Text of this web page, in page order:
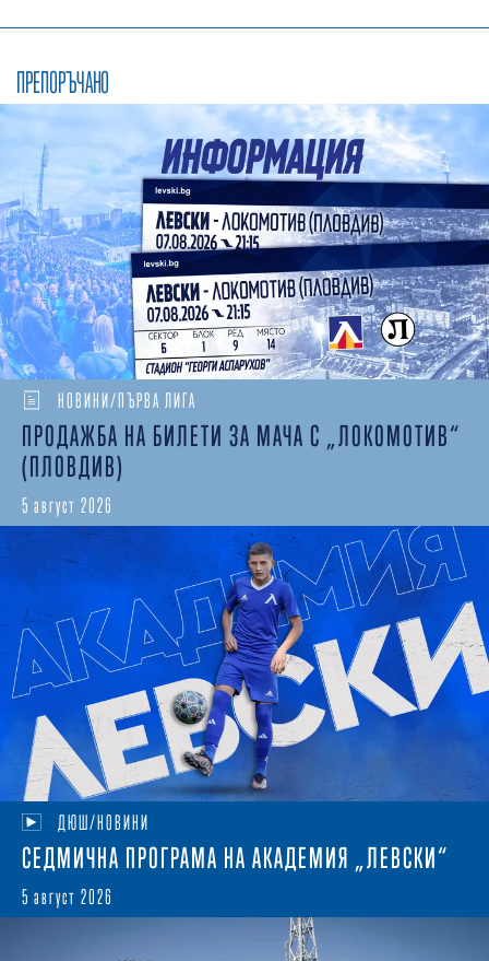
ПРЕПОРЪЧАНО
НОВИНИ/ПЪРВА ЛИГА
ПРОДАЖБА НА БИЛЕТИ ЗА МАЧА С „ЛОКОМОТИВ“
(ПЛОВДИВ)
5 август 2026
ДЮШ/НОВИНИ
СЕДМИЧНА ПРОГРАМА НА АКАДЕМИЯ „ЛЕВСКИ“
5 август 2026